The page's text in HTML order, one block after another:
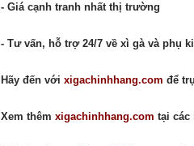
- Giá cạnh tranh nhất thị trường
- Tư vấn, hỗ trợ 24/7 về xì gà và phụ
Hãy đến với xigachinhhang.com để
Xem thêm xigachinhhang.com tại các